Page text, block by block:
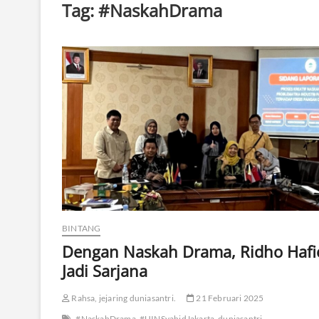
Tag:#NaskahDrama
BINTANG
Dengan Naskah Drama, Ridho
Jadi Sarjana
Rahsa, jejaring duniasantri.
21 Februari 2025